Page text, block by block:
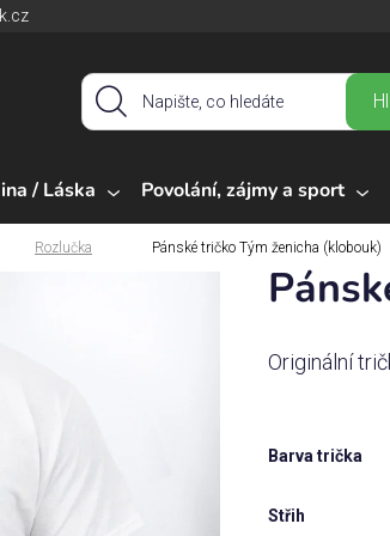
/ Láska Povolání, zájmy a sport
Rozlučka Pánské tričko Tým ženicha (klobouk)
Originální
Barva trička
Střih